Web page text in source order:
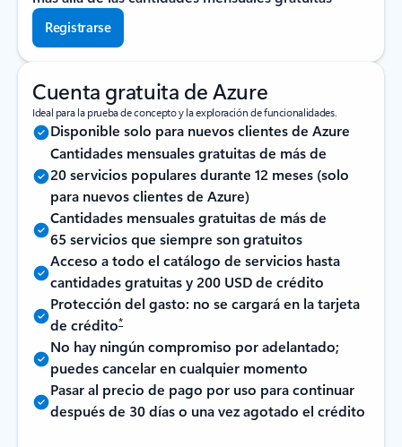
Registrarse
Cuenta gratuita de Azure
Ideal para la prueba de concepto y la exploración de funcionalidades.
Disponible solo para nuevos clientes de Azure
Cantidades mensuales gratuitas de más de
20 servicios populares durante 12 meses (solo
para nuevos clientes de Azure)
Cantidades mensuales gratuitas de más de
65 servicios que siempre son gratuitos
Acceso a todo el catálogo de servicios hasta
cantidades gratuitas y 200 USD de crédito
Protección del gasto: no se cargará en la tarjeta
de crédito*
No hay ningún compromiso por adelantado;
puedes cancelar en cualquier momento
Pasar al precio de pago por uso para continuar
después de 30 días o una vez agotado el crédito